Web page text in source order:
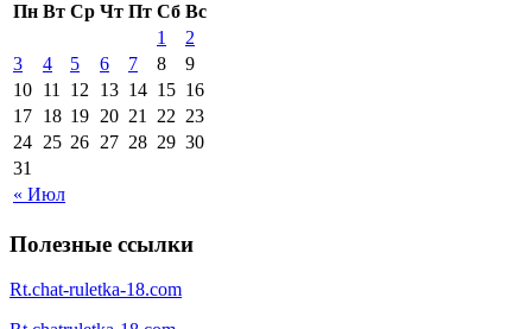
Пн Вт Ср Чт Пт Сб Вс
« Июл
1
2
3
4 5 6 7 8
9
10 11 12 13 14 15 16
17 18 19 20 21 22 23
24 25 26 27 28 29 30
31
Полезные ссылки
Rt.chat-ruletka-18.com